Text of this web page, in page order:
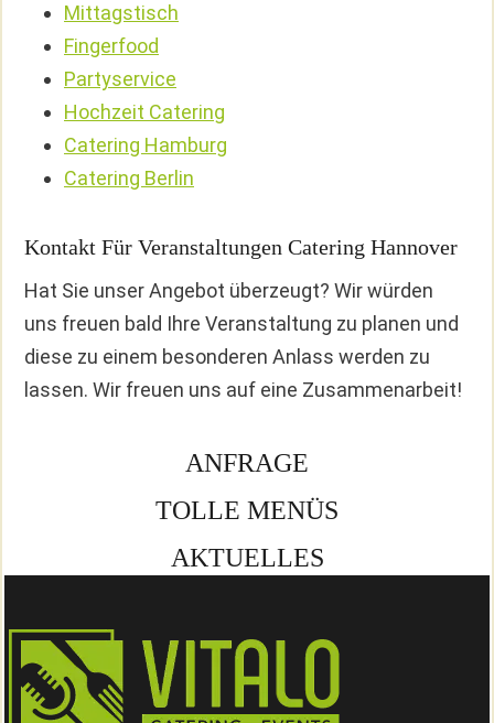
Mittagstisch
Fingerfood
Partyservice
Hochzeit Catering
Catering Hamburg
Catering Berlin
Kontakt Für Veranstaltungen Catering Hannover
Hat Sie unser Angebot überzeugt? Wir würden
uns freuen bald Ihre Veranstaltung zu planen und
diese zu einem besonderen Anlass werden zu
lassen. Wir freuen uns auf eine Zusammenarbeit!
ANFRAGE
TOLLE MENÜS
AKTUELLES